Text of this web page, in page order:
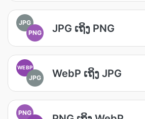
JPG
PNG
JPG ເຖິງ PNG
WEBP
JPG WebP ເຖິງ JPG
PNG